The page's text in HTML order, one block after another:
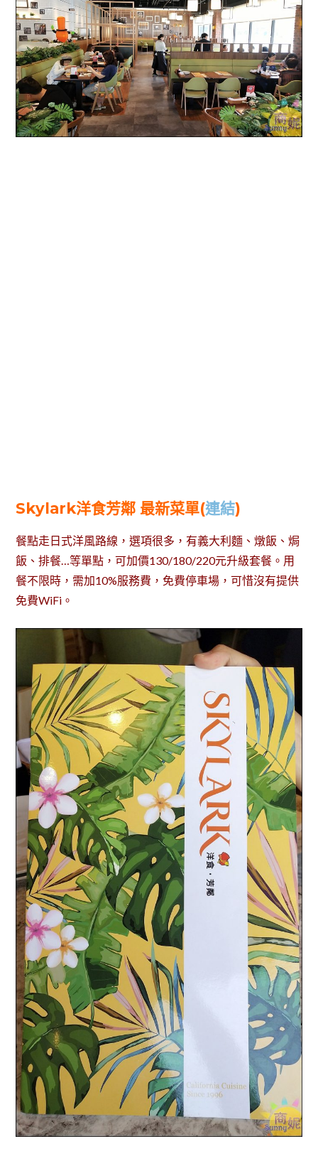
Skylark洋食芳鄰 最新菜單(連結)
餐點走日式洋風路線，選項很多，有義大利麵、燉飯、焗
飯、排餐…等單點，可加價130/180/220元升級套餐。用
餐不限時，需加10%服務費，免費停車場，可惜沒有提供
免費WiFi。